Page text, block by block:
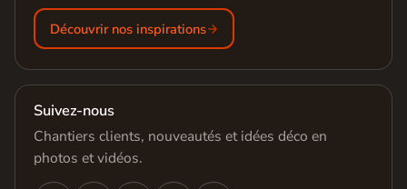
Découvrir nos inspirations
Suivez-nous
Chantiers clients, nouveautés et idées déco en
photos et vidéos.